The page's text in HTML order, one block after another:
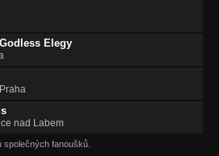
Elegy
Praha
nad Labem
společných fanoušků.